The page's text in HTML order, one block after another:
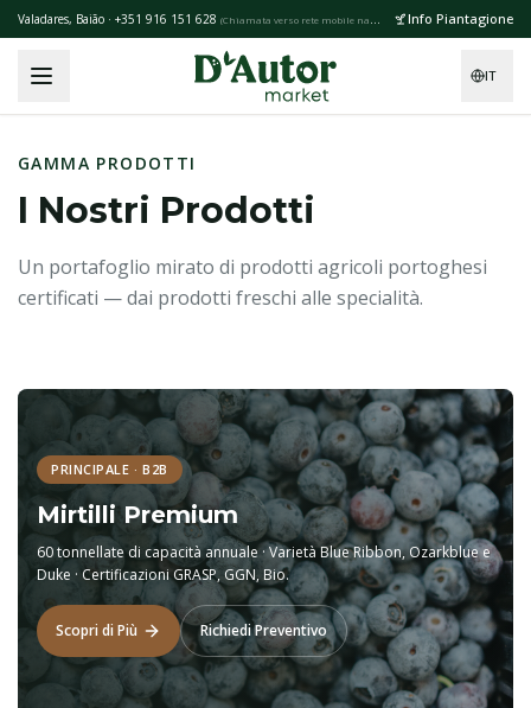
Skip to main content
Valadares, Baião · +351 916 151 628 (Chiamata verso rete mobile nazionale Info Piantagione
IT
GAMMA PRODOTTI
I Nostri Prodotti
Un portafoglio mirato di prodotti agricoli portoghesi
certificati — dai prodotti freschi alle specialità.
PRINCIPALE · B2B
Mirtilli Premium
60 tonnellate di capacità annuale · Varietà Blue Ribbon, Ozarkblue e
Duke · Certificazioni GRASP, GGN, Bio.
Scopri di Più Richiedi Preventivo